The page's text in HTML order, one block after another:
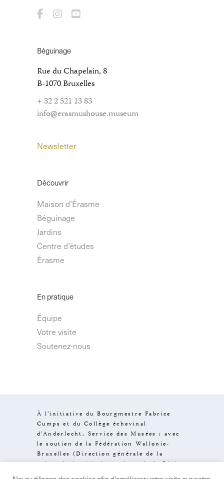
Béguinage
Rue du Chapelain, 8
B-1070 Bruxelles
+ 32 2 521 13 83
info@erasmushouse.museum
Newsletter
Découvrir
Maison d’Érasme
Béguinage
Jardins
Centre d’études
Érasme
En pratique
Équipe
Votre visite
Soutenez-nous
À l’initiative du Bourgmestre Fabrice
Cumps et du Collège échevinal
d’Anderlecht, Service des Musées ; avec
le soutien de la Fédération Wallonie-
Bruxelles (Direction générale de la
culture), de visit.brussels et de la Région
de Bruxelles-Capitale.